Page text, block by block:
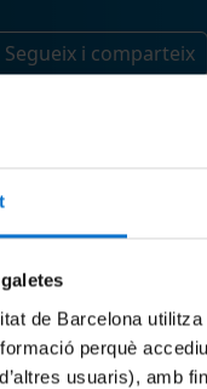
de Barcelona
perquè
usuaris), amb
Segueix i comparteix